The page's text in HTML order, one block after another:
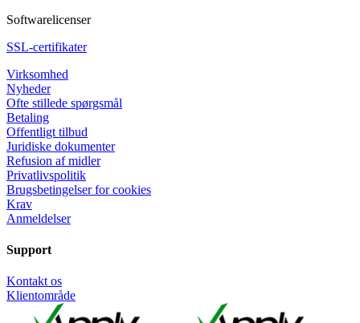
Softwarelicenser
SSL-certifikater
Virksomhed
Nyheder
Ofte stillede spørgsmål
Betaling
Offentligt tilbud
Juridiske dokumenter
Refusion af midler
Privatlivspolitik
Brugsbetingelser for cookies
Krav
Anmeldelser
Support
Kontakt os
Klientområde